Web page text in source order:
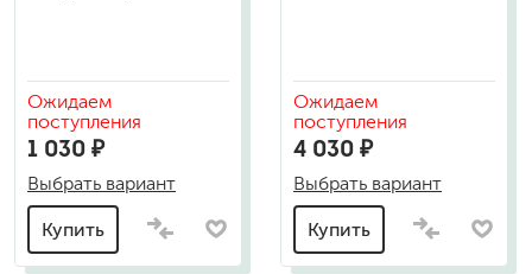
Ожидаем
поступления
1 030 ₽
Выбрать вариант
Купить
Ожидаем
поступления
4 030 ₽
Выбрать вариант
Купить